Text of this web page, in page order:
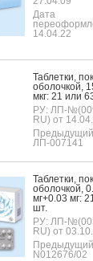
Дата
14.04.22
Таб­летки,
обо­лоч­кой,
мкг: 21 или
РУ: ЛП-
RU) от
ЛП-007141
Таб­летки,
обо­лоч­кой,
мг+0.03 мг:
шт.
РУ: ЛП-
RU) от
N012676/02